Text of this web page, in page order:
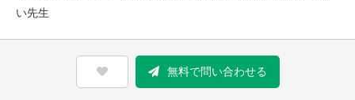
い先生
無料で問い合わせる